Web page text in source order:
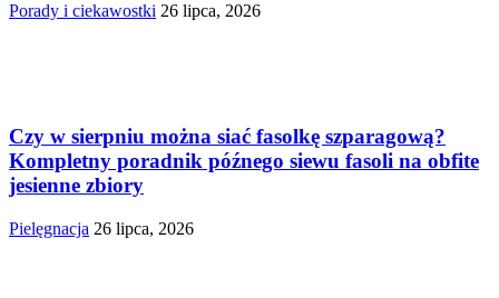
Porady i ciekawostki 26 lipca, 2026
Czy w sierpniu można siać fasolkę szparagową?
Kompletny poradnik późnego siewu fasoli na obfite
jesienne zbiory
Pielęgnacja 26 lipca, 2026